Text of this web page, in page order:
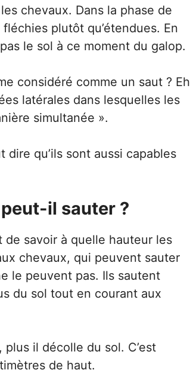
chevaux. Dans la phase de
plutôt qu’étendues. En
le sol à ce moment du galop.
considéré comme un saut ? Eh
latérales dans lesquelles les
simultanée ».
qu’ils sont aussi capables
il sauter ?
savoir à quelle hauteur les
chevaux, qui peuvent sauter
le peuvent pas. Ils sautent
du sol tout en courant aux
il décolle du sol. C’est
de haut.